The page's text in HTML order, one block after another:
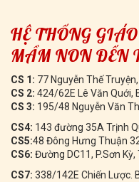
HỆ THỐNG
MẦM NON ĐẾN
CS 1: 77 Nguyễn Thế
CS 2: 424/62E Lê Văn Quới,
CS 3: 195/48 Nguyễn Văn
CS4: 143 đường 35A Trịnh
CS5:48 Đông Hưng Thuận
CS6: Đường DC11, P.Sơn Kỳ,
CS7: 338/142E Chiến Lược.